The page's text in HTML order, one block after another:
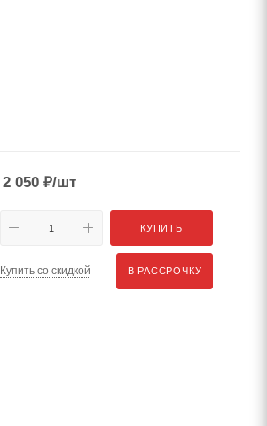
2 050 ₽/шт
КУПИТЬ
Купить со скидкой В РАССРОЧКУ